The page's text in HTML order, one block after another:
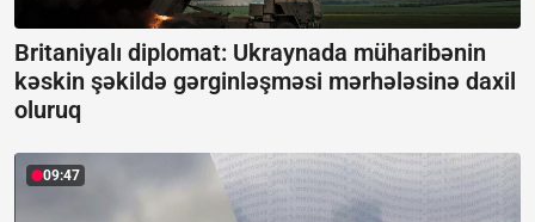
Britaniyalı diplomat: Ukraynada müharibənin
kəskin şəkildə gərginləşməsi mərhələsinə daxil
oluruq
09:47